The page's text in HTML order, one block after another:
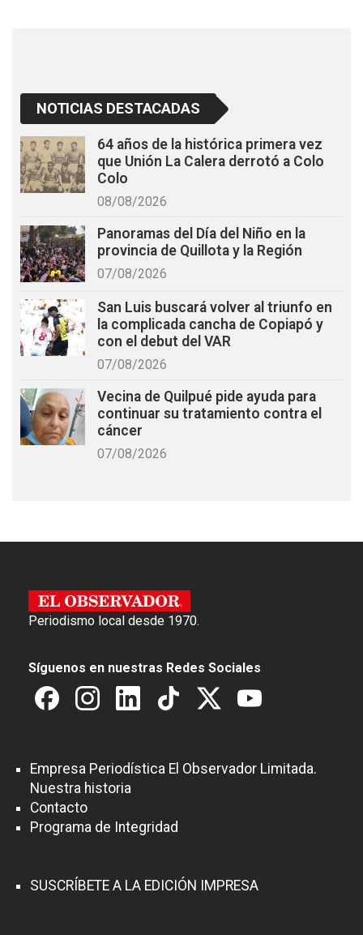
NOTICIAS DESTACADAS
64 años de la histórica primera vez
que Unión La Calera derrotó a Colo
Colo
08/08/2026
Panoramas del Día del Niño en la
provincia de Quillota y la Región
07/08/2026
San Luis buscará volver al triunfo en
la complicada cancha de Copiapó y
con el debut del VAR
07/08/2026
Vecina de Quilpué pide ayuda para
continuar su tratamiento contra el
cáncer
07/08/2026
Periodismo local desde 1970.
Síguenos en nuestras Redes Sociales
Empresa Periodística El Observador Limitada.
Nuestra historia
Contacto
Programa de Integridad
SUSCRÍBETE A LA EDICIÓN IMPRESA